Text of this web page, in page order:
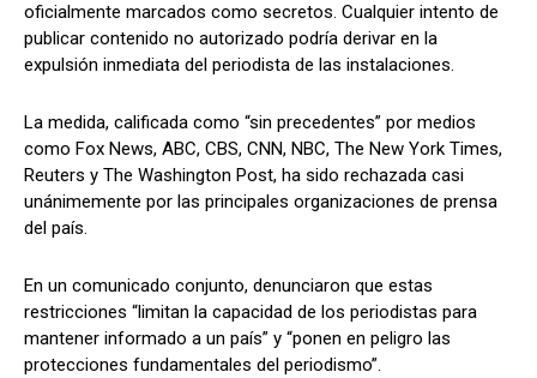
oficialmente marcados como secretos. Cualquier intento de
publicar contenido no autorizado podría derivar en la
expulsión inmediata del periodista de las instalaciones.
La medida, calificada como “sin precedentes” por medios
como Fox News, ABC, CBS, CNN, NBC, The New York Times,
Reuters y The Washington Post, ha sido rechazada casi
unánimemente por las principales organizaciones de prensa
del país.
En un comunicado conjunto, denunciaron que estas
restricciones “limitan la capacidad de los periodistas para
mantener informado a un país” y “ponen en peligro las
protecciones fundamentales del periodismo”.